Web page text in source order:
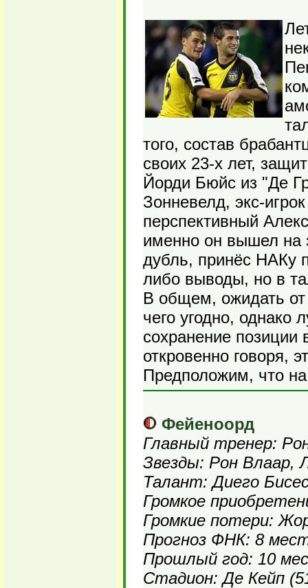
того, состав
своих 23-х лет,
Йорди Бюйс из "Де
Зонневелд, экс-
перспективный
именно он вышел на
дубль, принёс НАКу
либо выводы, но в
В общем, ожидать от
чего угодно,
сохранение
откровенно говоря,
Предположим, что
Фейеноорд
Главный тренер:
Звезды: Рон Влаар,
Талант: Диего
Громкое
Громкие потери:
Прогноз ФНК: 8
Прошлый год: 10
Стадион: Де Кейп